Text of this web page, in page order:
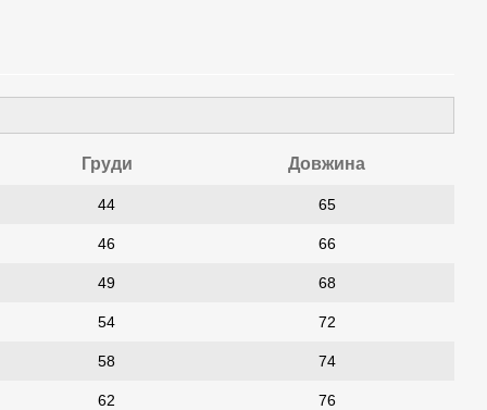
Груди Довжина
44 65
46 66
49 68
54 72
58 74
62 76